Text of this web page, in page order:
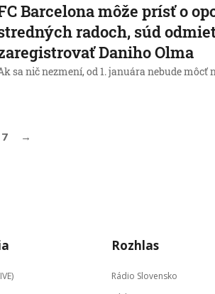
Barcelona môže prísť o
radoch, súd
Daniho Olma
sa nič nezmení, od 1. januára nebude môcť
→
Rozhlas
Rádio Slovensko